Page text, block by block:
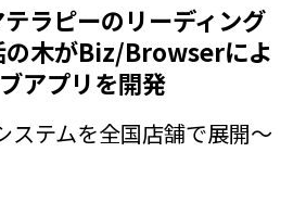
ラピーのリーディング
の木がBiz/Browserによ
アプリを開発
ステムを全国店舗で展開～